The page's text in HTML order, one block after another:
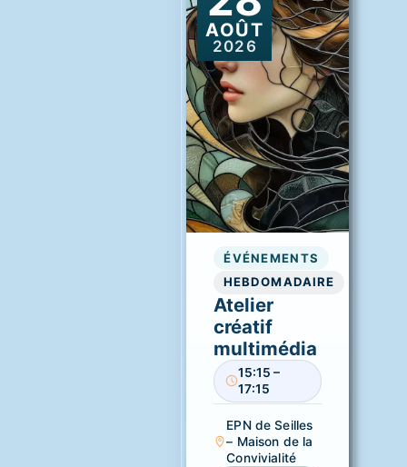
AOÛT
2026
ÉVÉNEMENTS
HEBDOMADAIRE
Atelier
créatif
multimédia
15:15 –
17:15
EPN de Seilles
– Maison de la
Convivialité